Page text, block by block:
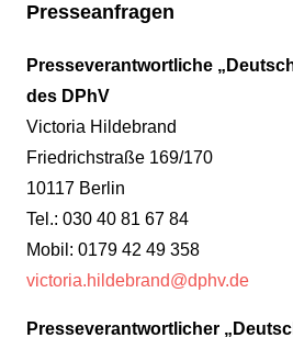
Presseanfragen
Presseverantwortliche
des DPhV
Victoria Hildebrand
Friedrichstraße 169/170
10117 Berlin
Tel.: 030 40 81 67 84
Mobil: 0179 42 49 358
victoria.hildebrand@dphv.de
Presseverantwortlicher